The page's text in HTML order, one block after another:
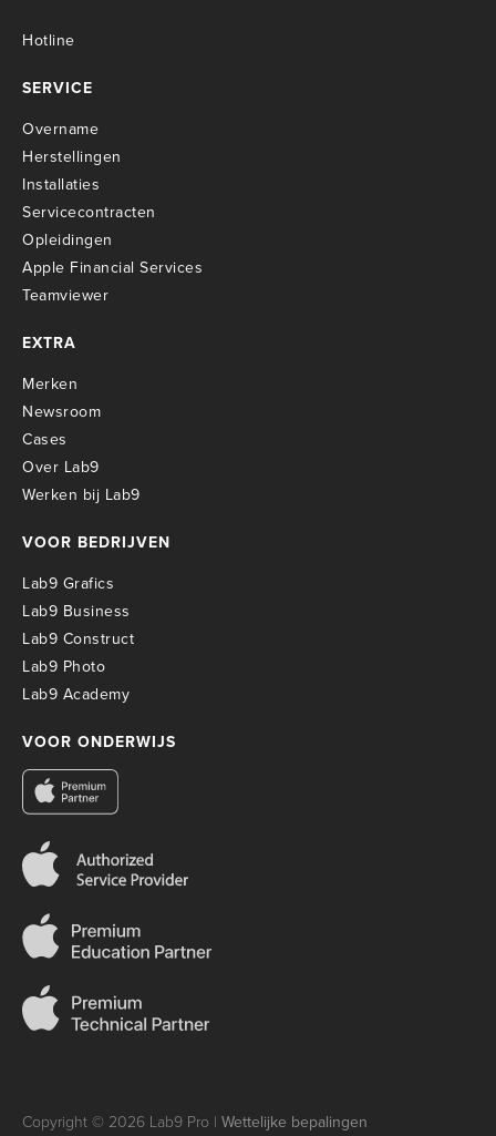
Hotline
SERVICE
Overname
Herstellingen
Installaties
Servicecontracten
Opleidingen
Apple Financial Services
Teamviewer
EXTRA
Merken
Newsroom
Cases
Over Lab9
Werken bij Lab9
VOOR BEDRIJVEN
Lab9 Grafics
Lab9 Business
Lab9 Construct
Lab9 Photo
Lab9 Academy
VOOR ONDERWIJS
Copyright © 2026 Lab9 Pro | Wettelijke bepalingen